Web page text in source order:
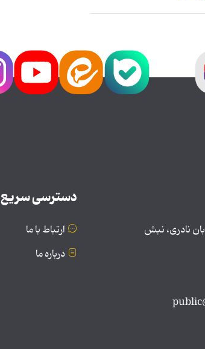
نادری، نبش
دسترسی سریع
ارتباط با ما
درباره ما